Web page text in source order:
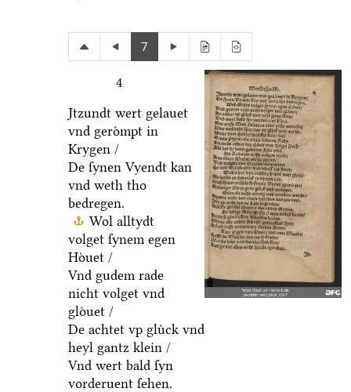
7
4
Jtzundt wert gelauet
vnd geroͤmpt in
Krygen /
De ſynen Vyendt kan
vnd weth tho
bedregen.
Wol alltydt
volget ſynem egen
Hoͤuet /
Vnd gudem rade
nicht volget vnd
gloͤuet /
De achtet vp gluͤck vnd
heyl gantz klein /
Vnd wert bald ſyn
vorderuent ſehen.